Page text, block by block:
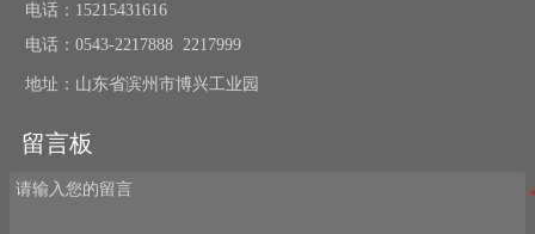
电话：15215431616
电话：0543-2217888 2217999
地址：山东省滨州市博兴工业园
留言板